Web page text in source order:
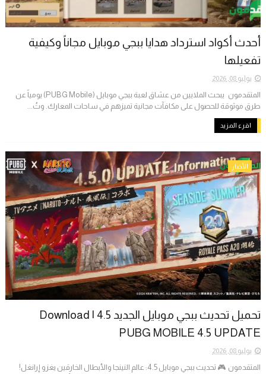
أحدث أكواد استرداد هدايا ببجي موبايل مجاناً وكيفية
تفعيلها
يوليو 08, 2026
المتقدمون ​يبحث الملايين من عشاق لعبة ببجي موبايل (PUBG Mobile) يومياً عن
طرق موثوقة للحصول على مكافآت مجانية تميزهم في ساحات المعارك. وتُ...
اقرء المزيد
الأخبار
تحميل تحديث ببجي موبايل الجديد 4.5 | Download
PUBG MOBILE 4.5 UPDATE
يوليو 08, 2026
المتقدمون ​🎮 تحديث ببجي موبايل 4.5: عالم النينجا والأبطال الخارقين يغزو إرانغل! ​